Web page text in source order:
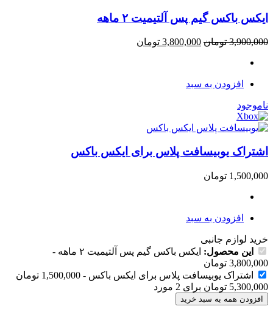
ایکس باکس گیم پس آلتیمیت ۲ ماهه
3,900,000 تومان 3,800,000 تومان
افزودن به سبد
ناموجود
اشتراک یوبیسافت پلاس برای ایکس باکس
1,500,000 تومان
افزودن به سبد
خرید لوازم جانبی
این محصول: ایکس باکس گیم پس آلتیمیت ۲ ماهه
-
3,800,000 تومان
اشتراک یوبیسافت پلاس برای ایکس باکس -
1,500,000 تومان
5,300,000 تومان برای 2 مورد
افزودن همه به سبد خرید